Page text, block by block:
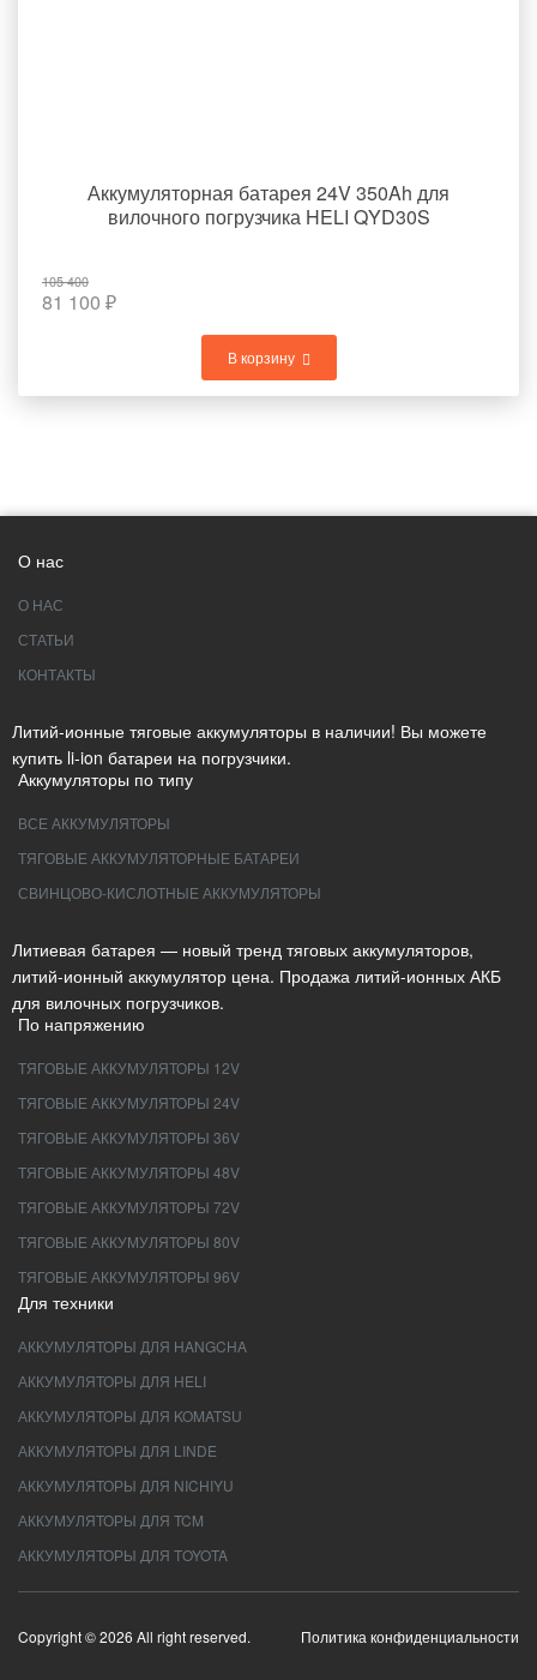
Аккумуляторная батарея 24V 350Ah для
вилочного погрузчика HELI QYD30S
105 400
81 100 ₽
В корзину
О нас
О НАС
СТАТЬИ
КОНТАКТЫ
Литий-ионные тяговые аккумуляторы в наличии! Вы можете
купить li-ion батареи на погрузчики.
Аккумуляторы по типу
ВСЕ АККУМУЛЯТОРЫ
ТЯГОВЫЕ АККУМУЛЯТОРНЫЕ БАТАРЕИ
СВИНЦОВО-КИСЛОТНЫЕ АККУМУЛЯТОРЫ
Литиевая батарея — новый тренд тяговых аккумуляторов,
литий-ионный аккумулятор цена. Продажа литий-ионных АКБ
для вилочных погрузчиков.
По напряжению
ТЯГОВЫЕ АККУМУЛЯТОРЫ 12V
ТЯГОВЫЕ АККУМУЛЯТОРЫ 24V
ТЯГОВЫЕ АККУМУЛЯТОРЫ 36V
ТЯГОВЫЕ АККУМУЛЯТОРЫ 48V
ТЯГОВЫЕ АККУМУЛЯТОРЫ 72V
ТЯГОВЫЕ АККУМУЛЯТОРЫ 80V
ТЯГОВЫЕ АККУМУЛЯТОРЫ 96V
Для техники
АККУМУЛЯТОРЫ ДЛЯ HANGCHA
АККУМУЛЯТОРЫ ДЛЯ HELI
АККУМУЛЯТОРЫ ДЛЯ KOMATSU
АККУМУЛЯТОРЫ ДЛЯ LINDE
АККУМУЛЯТОРЫ ДЛЯ NICHIYU
АККУМУЛЯТОРЫ ДЛЯ TCM
АККУМУЛЯТОРЫ ДЛЯ TOYOTA
Copyright © 2026 All right reserved. Политика конфиденциальности